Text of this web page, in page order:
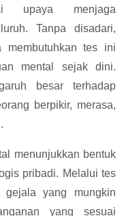
upaya menjaga
Tanpa disadari,
membutuhkan tes ini
mental sejak dini.
besar terhadap
berpikir, merasa,
menunjukkan bentuk
pribadi. Melalui tes
gejala yang mungkin
yang sesuai